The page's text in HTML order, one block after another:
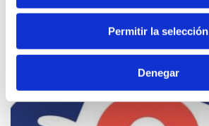
Permitir la selección
Denegar